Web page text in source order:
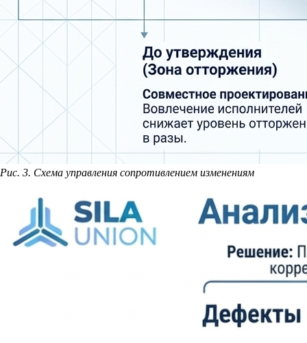
Рис. 3. Схема управления сопротивлением изменениям